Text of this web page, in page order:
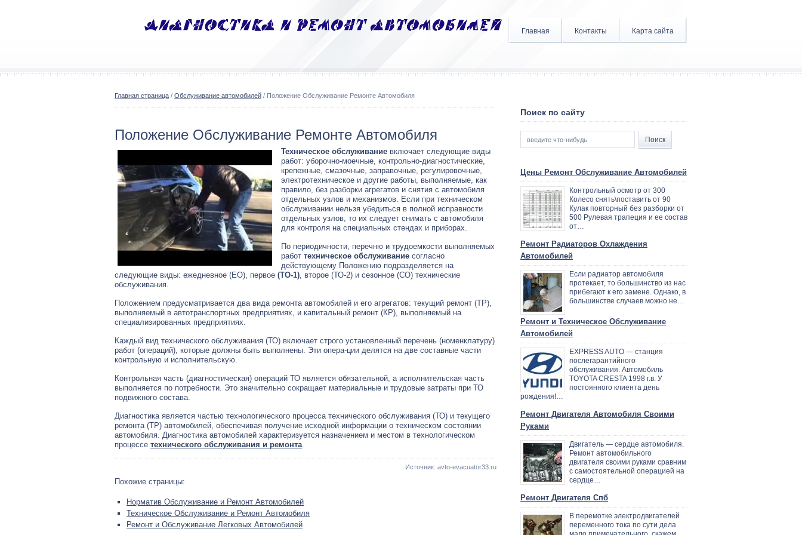
Главная Контакты Карта сайта
Главная страница / Обслуживание автомобилей / Положение Обслуживание Ремонте Автомобиля
Положение Обслуживание Ремонте Автомобиля
Техническое обслуживание включает следующие виды
работ: уборочно-моечные, контрольно-диагностические,
крепежные, смазочные, заправочные, регулировочные,
электротехническое и другие работы, выполняемые, как
правило, без разборки агрегатов и снятия с автомобиля
отдельных узлов и механизмов. Если при техническом
обслуживании нельзя убедиться в полной исправности
отдельных узлов, то их следует снимать с автомобиля
для контроля на специальных стендах и приборах.
По периодичности, перечню и трудоемкости выполняемых
работ техническое обслуживание согласно
действующему Положению подразделяется на
следующие виды: ежедневное (ЕО), первое (ТО-1), второе (ТО-2) и сезонное (СО) технические
обслуживания.
Положением предусматривается два вида ремонта автомобилей и его агрегатов: текущий ремонт (ТР),
выполняемый в автотранспортных предприятиях, и капитальный ремонт (КР), выполняемый на
специализированных предприятиях.
Каждый вид технического обслуживания (ТО) включает строго установленный перечень (номенклатуру)
работ (операций), которые должны быть выполнены. Эти опера-ции делятся на две составные части
контрольную и исполнительскую.
Контрольная часть (диагностическая) операций ТО является обязательной, а исполнительская часть
выполняется по потребности. Это значительно сокращает материальные и трудовые затраты при ТО
подвижного состава.
Диагностика является частью технологического процесса технического обслуживания (ТО) и текущего
ремонта (ТР) автомобилей, обеспечивая получение исходной информации о техническом состоянии
автомобиля. Диагностика автомобилей характеризуется назначением и местом в технологическом
процессе технического обслуживания и ремонта.
Источник: avto-evacuator33.ru
Похожие страницы:
Норматив Обслуживание и Ремонт Автомобилей
Техническое Обслуживание и Ремонт Автомобиля
Ремонт и Обслуживание Легковых Автомобилей
Поиск по сайту
Цены Ремонт Обслуживание Автомобилей
Контрольный осмотр от 300
Колесо снять\поставить от 90
Кулак повторный без разборки от
500 Рулевая трапеция и ее состав
от…
Ремонт Радиаторов Охлаждения
Автомобилей
Если радиатор автомобиля
протекает, то большинство из нас
прибегают к его замене. Однако, в
большинстве случаев можно не…
Ремонт и Техническое Обслуживание
Автомобилей
EXPRESS AUTO — станция
послегарантийного
обслуживания. Автомобиль
TOYOTA CRESTA 1998 г.в. У
постоянного клиента день
рождения!…
Ремонт Двигателя Автомобиля Своими
Руками
Двигатель — сердце автомобиля.
Ремонт автомобильного
двигателя своими руками сравним
с самостоятельной операцией на
сердце…
Ремонт Двигателя Спб
В перемотке электродвигателей
переменного тока по сути дела